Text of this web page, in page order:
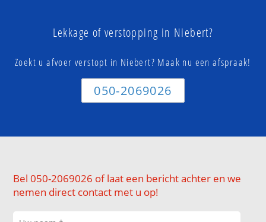
Lekkage of verstopping in Niebert?
Zoekt u afvoer verstopt in Niebert? Maak nu een afspraak!
050-2069026
Bel 050-2069026 of laat een bericht achter en we
nemen direct contact met u op!